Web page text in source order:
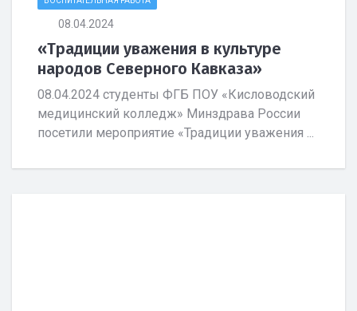
08.04.2024
«Традиции уважения в культуре
народов Северного Кавказа»
08.04.2024 студенты ФГБ ПОУ «Кисловодский
медицинский колледж» Минздрава России
посетили мероприятие «Традиции уважения ...